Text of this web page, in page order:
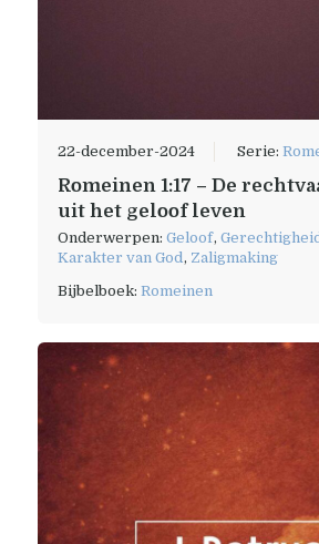
22-december-2024 Serie:
Romeinen 1:17 – De
uit het geloof leven
Onderwerpen: Geloof,
Karakter van God , Zaligmaking
Bijbelboek: Romeinen